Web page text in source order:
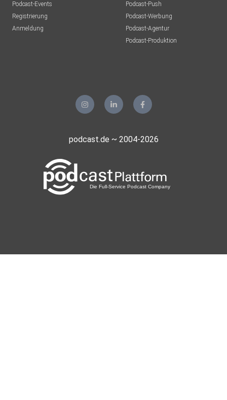
Podcast-Events
Registrierung
Anmeldung
Podcast-Push
Podcast-Werbung
Podcast-Agentur
Podcast-Produktion
podcast.de ~ 2004-2026